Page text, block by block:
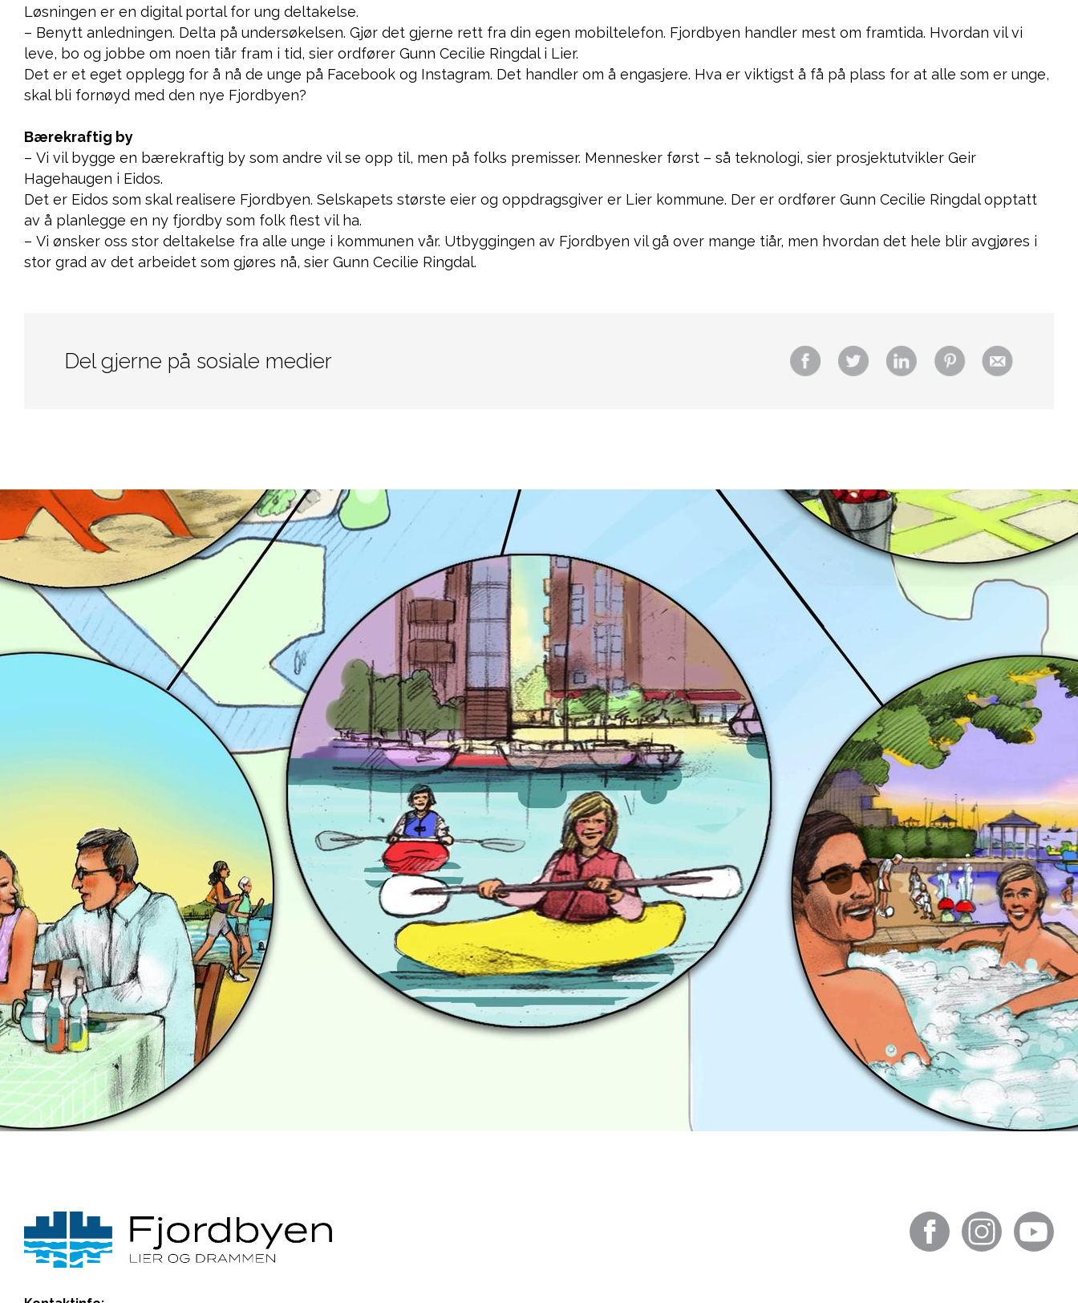
Løsningen er en digital portal for ung deltakelse.
– Benytt anledningen. Delta på undersøkelsen. Gjør det gjerne rett fra din egen mobiltelefon. Fjordbyen handler mest om framtida. Hvordan vil vi
leve, bo og jobbe om noen tiår fram i tid, sier ordfører Gunn Cecilie Ringdal i Lier.
Det er et eget opplegg for å nå de unge på Facebook og Instagram. Det handler om å engasjere. Hva er viktigst å få på plass for at alle som er unge,
skal bli fornøyd med den nye Fjordbyen?
Bærekraftig by
– Vi vil bygge en bærekraftig by som andre vil se opp til, men på folks premisser. Mennesker først – så teknologi, sier prosjektutvikler Geir
Hagehaugen i Eidos.
Det er Eidos som skal realisere Fjordbyen. Selskapets største eier og oppdragsgiver er Lier kommune. Der er ordfører Gunn Cecilie Ringdal opptatt
av å planlegge en ny fjordby som folk flest vil ha.
– Vi ønsker oss stor deltakelse fra alle unge i kommunen vår. Utbyggingen av Fjordbyen vil gå over mange tiår, men hvordan det hele blir avgjøres i
stor grad av det arbeidet som gjøres nå, sier Gunn Cecilie Ringdal.
Del gjerne på sosiale medier